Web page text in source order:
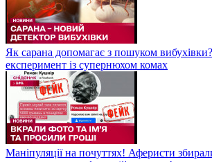
Як сарана допомагає з пошуком
експеримент із супернюхом комах
Маніпуляції на почуттях! Аферисти